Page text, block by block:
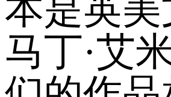
本是英
马丁·艾